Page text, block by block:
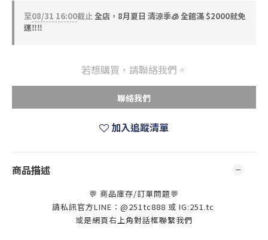
至08/31 16:00截止全店，8月夏日 清涼季🧊 全館滿 $2000就免
運‼️‼️
若想購買，請聯絡我們。
聯絡我們
加入追蹤清單
商品描述
💬 商品庫存/訂單問題💬
請私訊官方LINE：@251tc888 或 IG:251.tc
或是網頁右上角對話框聯繫我們